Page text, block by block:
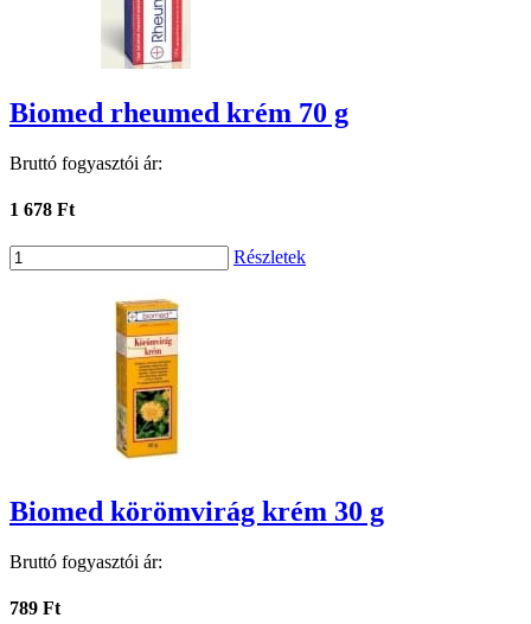
Biomed rheumed krém 70 g
Bruttó fogyasztói ár:
1 678 Ft
Részletek
Biomed körömvirág krém 30 g
Bruttó fogyasztói ár:
789 Ft